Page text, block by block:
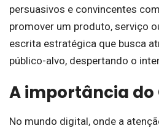
persuasivos e convincentes
promover um produto, serviço
escrita estratégica que busca
público-alvo, despertando o
A importância
No mundo digital, onde a